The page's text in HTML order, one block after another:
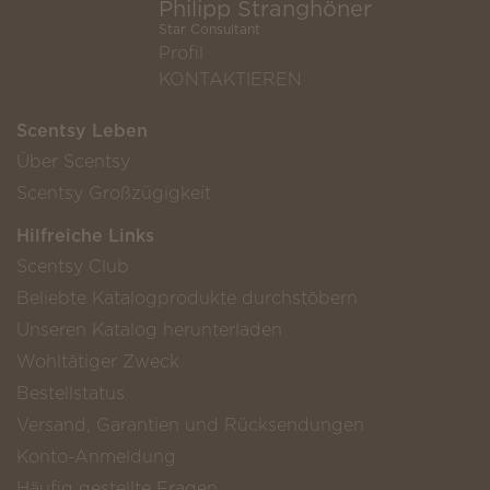
Philipp Stranghöner
Star Consultant
Profil
KONTAKTIEREN
Scentsy Leben
Über Scentsy
Scentsy Großzügigkeit
Hilfreiche Links
Scentsy Club
Beliebte Katalogprodukte durchstöbern
Unseren Katalog herunterladen
Wohltätiger Zweck
Bestellstatus
Versand, Garantien und Rücksendungen
Konto-Anmeldung